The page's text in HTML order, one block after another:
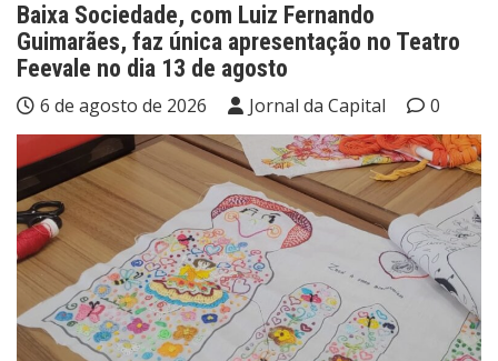
Baixa Sociedade, com Luiz Fernando
Guimarães, faz única apresentação no Teatro
Feevale no dia 13 de agosto
6 de agosto de 2026 Jornal da Capital 0